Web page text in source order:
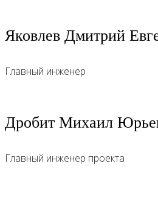
Яковлев Дмитрий
Главный инженер
Дробит Михаил
Главный инженер проекта